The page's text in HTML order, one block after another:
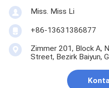
Miss. Miss Li
+86-13631386877
Zimmer 201, Block A,
Street, Bezirk Baiyun,